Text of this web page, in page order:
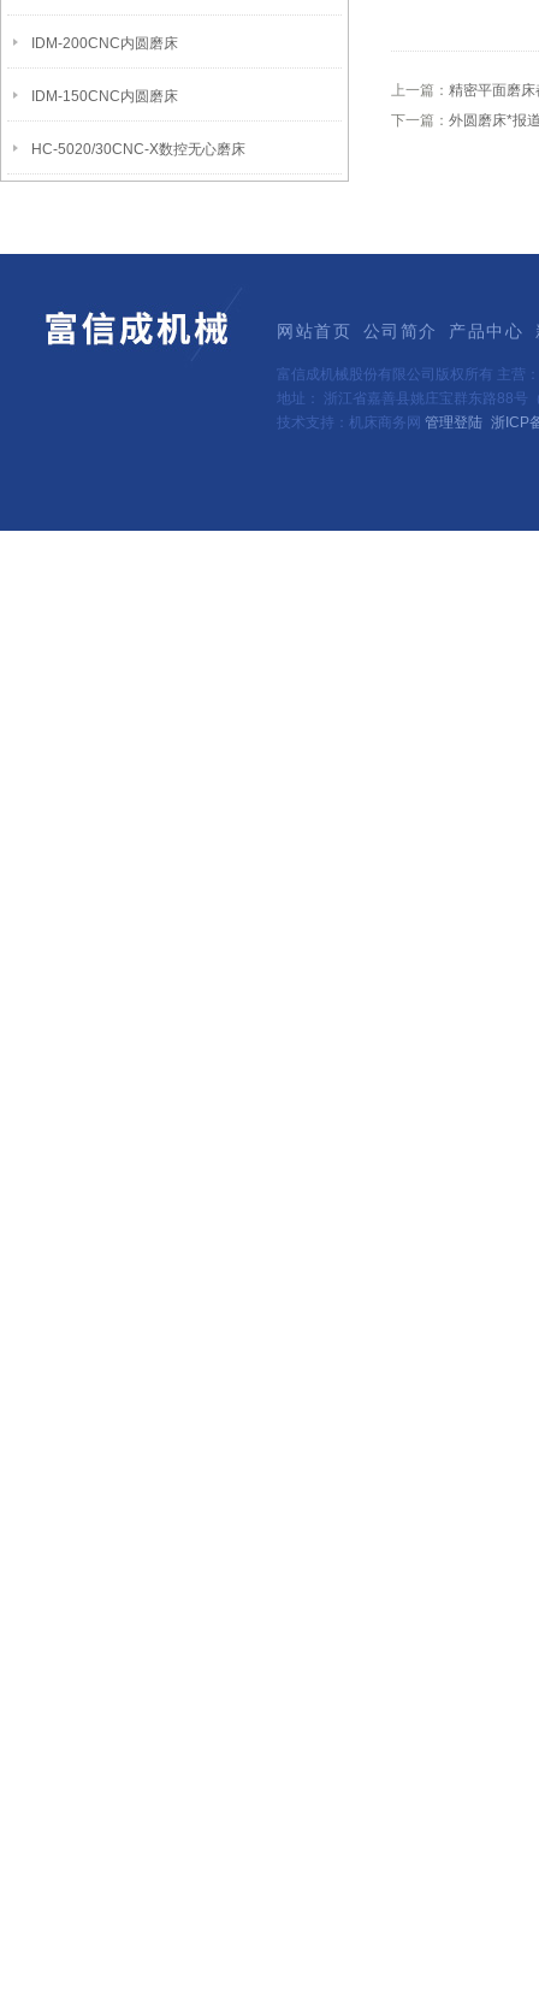
IDM-200CNC内圆磨床
IDM-150CNC内圆磨床
HC-5020/30CNC-X数控无心磨床
上一篇： 精密平面磨
下一篇： 外圆磨床*报
网站首页 公司简介 产品中心
富信成机械股份有限公司版权所有 主营：
地址： 浙江省嘉善县姚庄宝群东路88号
技术支持：机床商务网 管理登陆 浙ICP